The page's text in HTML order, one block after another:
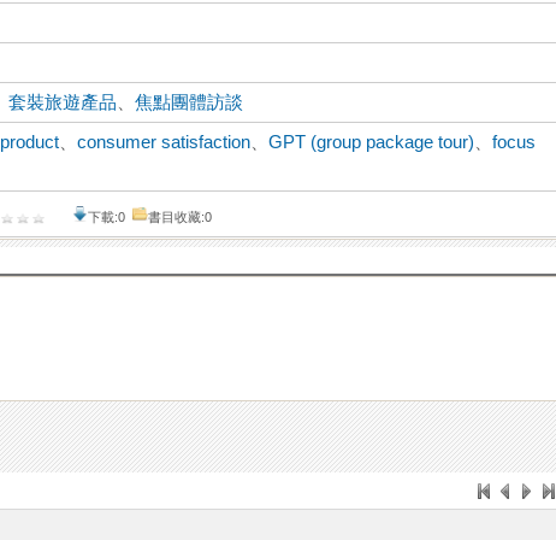
、套裝旅遊產品 、焦點團體訪談
、consumer satisfaction 、GPT (group package tour) 、focus
下載:0 書目收藏:0